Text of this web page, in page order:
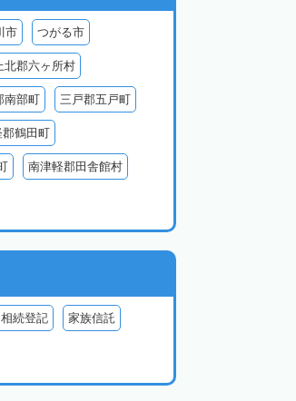
市 つがる市
北郡六ヶ所村
南部町 三戸郡五戸町
郡鶴田町
南津軽郡田舎館村
相続登記 家族信託